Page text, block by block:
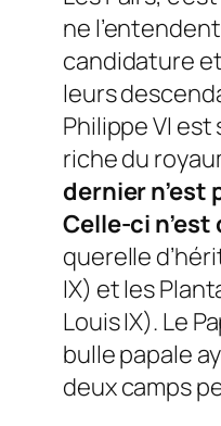
ne
candidature
leurs
Philippe VI
riche du
dernier
Celle-ci
querelle
IX) et les
Louis IX). Le
bulle papale
deux camps